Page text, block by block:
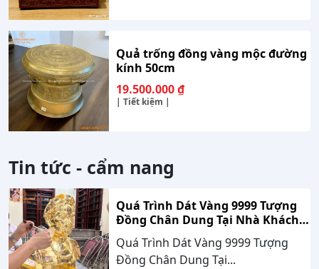
Quả trống đồng vàng mộc đường
kính 50cm
19.500.000₫
| Tiết kiệm |
Tin tức - cẩm nang
Quá Trình Dát Vàng 9999 Tượng
Đồng Chân Dung Tại Nhà Khách
Hàng Nghệ An
Quá Trình Dát Vàng 9999 Tượng
Đồng Chân Dung Tại...